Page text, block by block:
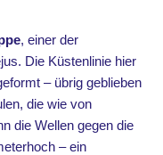
, einer der
Die Küstenlinie hier
– übrig geblieben
die wie von
die Wellen gegen die
– ein